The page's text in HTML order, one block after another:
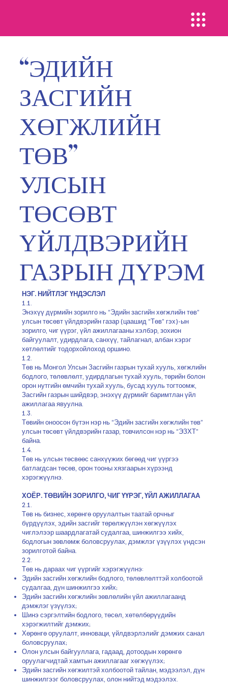
“ЭДИЙН
ЗАСГИЙН
ХӨГЖЛИЙН
ТӨВ”
УЛСЫН
ТӨСӨВТ
ҮЙЛДВЭРИЙН
ГАЗРЫН ДҮРЭМ
НЭГ. НИЙТЛЭГ ҮНДЭСЛЭЛ
1.1.
Энэхүү дүрмийн зорилго нь “Эдийн засгийн хөгжлийн төв”
улсын төсөвт үйлдвэрийн газар (цаашид “Төв” гэх)-ын
зорилго, чиг үүрэг, үйл ажиллагааны хэлбэр, зохион
байгуулалт, удирдлага, санхүү, тайлагнал, албан хэрэг
хөтлөлтийг тодорхойлоход оршино.
1.2.
Төв нь Монгол Улсын Засгийн газрын тухай хууль, хөгжлийн
бодлого, төлөвлөлт, удирдлагын тухай хууль, төрийн болон
орон нутгийн өмчийн тухай хууль, бусад хууль тогтоомж,
Засгийн газрын шийдвэр, энэхүү дүрмийг баримтлан үйл
ажиллагаа явуулна.
1.3.
Төвийн оноосон бүтэн нэр нь “Эдийн засгийн хөгжлийн төв”
улсын төсөвт үйлдвэрийн газар, товчилсон нэр нь “ЭЗХТ”
байна.
1.4.
Төв нь улсын төсвөөс санхүүжих бөгөөд чиг үүргээ
батлагдсан төсөв, орон тооны хязгаарын хүрээнд
хэрэгжүүлнэ.
ХОЁР. ТӨВИЙН ЗОРИЛГО, ЧИГ ҮҮРЭГ, ҮЙЛ АЖИЛЛАГАА
2.1.
Төв нь бизнес, хөрөнгө оруулалтын таатай орчныг
бүрдүүлэх, эдийн засгийг төрөлжүүлэн хөгжүүлэх
чиглэлээр шаардлагатай судалгаа, шинжилгээ хийх,
бодлогын зөвлөмж боловсруулах, дэмжлэг үзүүлэх үндсэн
зорилготой байна.
2.2.
Төв нь дараах чиг үүргийг хэрэгжүүлнэ:
Эдийн засгийн хөгжлийн бодлого, төлөвлөлттэй холбоотой
судалгаа, дүн шинжилгээ хийх;
Эдийн засгийн хөгжлийн зөвлөлийн үйл ажиллагаанд
дэмжлэг үзүүлэх;
Шинэ сэргэлтийн бодлого, төсөл, хөтөлбөрүүдийн
хэрэгжилтийг дэмжих;
Хөрөнгө оруулалт, инноваци, үйлдвэрлэлийг дэмжих санал
боловсруулах;
Олон улсын байгууллага, гадаад, дотоодын хөрөнгө
оруулагчидтай хамтын ажиллагааг хөгжүүлэх;
Эдийн засгийн хөгжилтэй холбоотой тайлан, мэдээлэл, дүн
шинжилгээг боловсруулах, олон нийтэд мэдээлэх.